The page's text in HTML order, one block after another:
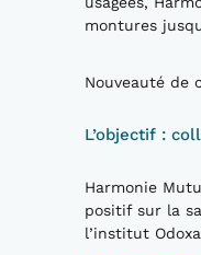
montures
Nouveauté de
L’objectif :
Harmonie
positif sur la
l’institut